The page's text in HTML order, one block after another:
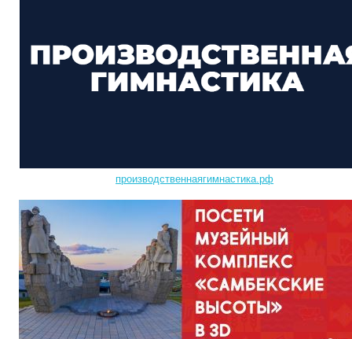
производственнаягимнастика.рф